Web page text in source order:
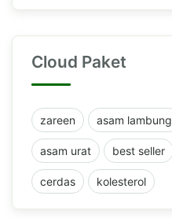
Cloud Paket
zareen asam lambung
asam urat best seller
cerdas kolesterol